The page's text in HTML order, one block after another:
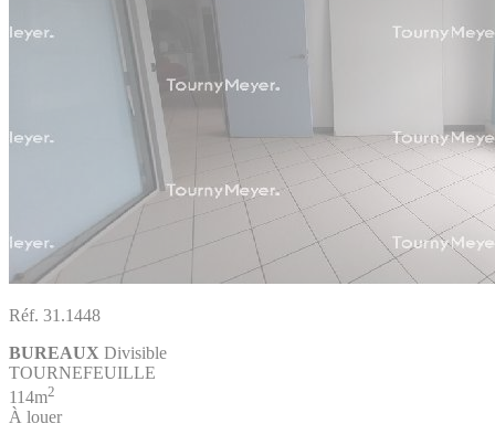
Réf. 31.1448
BUREAUX Divisible
TOURNEFEUILLE
114m2
À louer